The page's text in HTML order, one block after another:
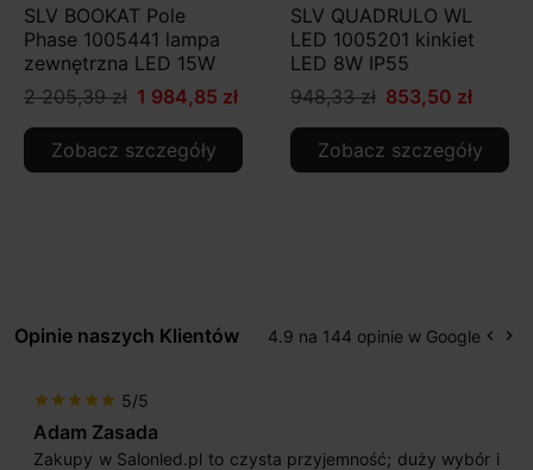
SLV BOOKAT Pole
Phase 1005441 lampa
zewnętrzna LED 15W
2 205,39 zł 1 984,85 zł
Zobacz szczegóły
SLV QUADRULO WL
LED 1005201 kinkiet
LED 8W IP55
948,33 zł 853,50 zł
Zobacz szczegóły
Opinie naszych Klientów 4.9 na 144 opinie w Google keyboard_arrow_left keyboard_arrow_right
star star star star star 5/5
Adam Zasada
Zakupy w Salonled.pl to czysta przyjemność; duży wybór i